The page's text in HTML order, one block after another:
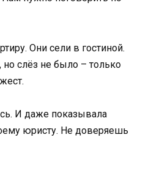
Они сели в гостиной.
но слёз не было – только
И даже показывала
юристу. Не доверяешь